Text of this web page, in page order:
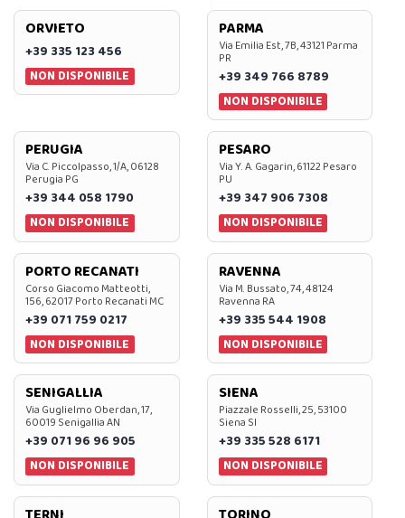
ORVIETO
+39 335 123 456
NON DISPONIBILE
PARMA
Via Emilia Est, 7B, 43121 Parma
PR
+39 349 766 8789
NON DISPONIBILE
PERUGIA
Via C. Piccolpasso, 1/A, 06128
Perugia PG
+39 344 058 1790
NON DISPONIBILE
PESARO
Via Y. A. Gagarin, 61122 Pesaro
PU
+39 347 906 7308
NON DISPONIBILE
PORTO RECANATI
Corso Giacomo Matteotti,
156, 62017 Porto Recanati MC
+39 071 759 0217
NON DISPONIBILE
RAVENNA
Via M. Bussato, 74, 48124
Ravenna RA
+39 335 544 1908
NON DISPONIBILE
SENIGALLIA
Via Guglielmo Oberdan, 17,
60019 Senigallia AN
+39 071 96 96 905
NON DISPONIBILE
SIENA
Piazzale Rosselli, 25, 53100
Siena SI
+39 335 528 6171
NON DISPONIBILE